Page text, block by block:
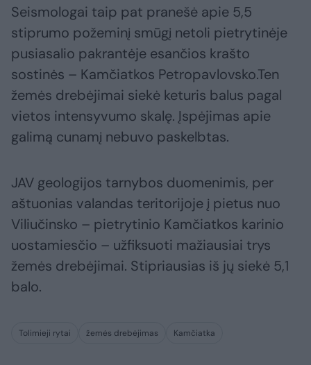
Seismologai taip pat pranešė apie 5,5
stiprumo požeminį smūgį netoli pietrytinėje
pusiasalio pakrantėje esančios krašto
sostinės – Kamčiatkos Petropavlovsko.Ten
žemės drebėjimai siekė keturis balus pagal
vietos intensyvumo skalę. Įspėjimas apie
galimą cunamį nebuvo paskelbtas.
JAV geologijos tarnybos duomenimis, per
aštuonias valandas teritorijoje į pietus nuo
Viliučinsko – pietrytinio Kamčiatkos karinio
uostamiesčio – užfiksuoti mažiausiai trys
žemės drebėjimai. Stipriausias iš jų siekė 5,1
balo.
Tolimieji rytai žemės drebėjimas Kamčiatka